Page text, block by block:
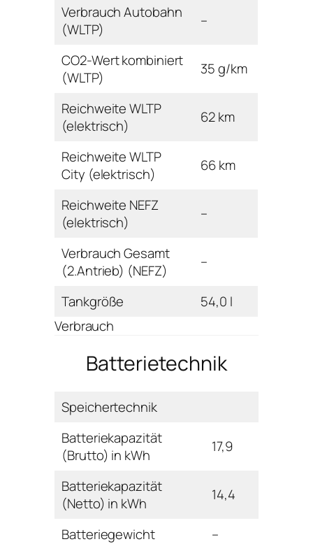
Verbrauch Autobahn
(WLTP)
–
CO2-Wert kombiniert
(WLTP)
35 g/km
Reichweite WLTP
(elektrisch)
62 km
Reichweite WLTP
City (elektrisch)
66 km
Reichweite NEFZ
(elektrisch)
–
Verbrauch Gesamt
(2.Antrieb) (NEFZ)
–
Tankgröße
54,0 l
Verbrauch
Batterietechnik
Speichertechnik
Batteriekapazität
(Brutto) in kWh
17,9
Batteriekapazität
(Netto) in kWh
14,4
Batteriegewicht
–